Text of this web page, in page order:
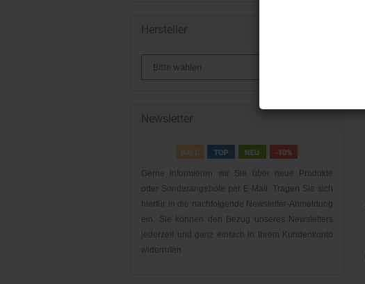
Hersteller
Newsletter
Gerne informieren wir Sie über neue Produkte
oder Sonderangebote per E-Mail. Tragen Sie sich
hierfür in die nachfolgende Newsletter-Anmeldung
ein. Sie können den Bezug unseres Newsletters
jederzeit und ganz einfach in Ihrem Kundenkonto
widerrufen.